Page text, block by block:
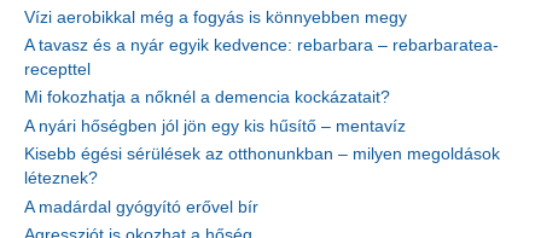
Vízi aerobikkal még a fogyás is könnyebben megy
A tavasz és a nyár egyik kedvence: rebarbara – rebarbaratea-
recepttel
Mi fokozhatja a nőknél a demencia kockázatait?
A nyári hőségben jól jön egy kis hűsítő – mentavíz
Kisebb égési sérülések az otthonunkban – milyen megoldások
léteznek?
A madárdal gyógyító erővel bír